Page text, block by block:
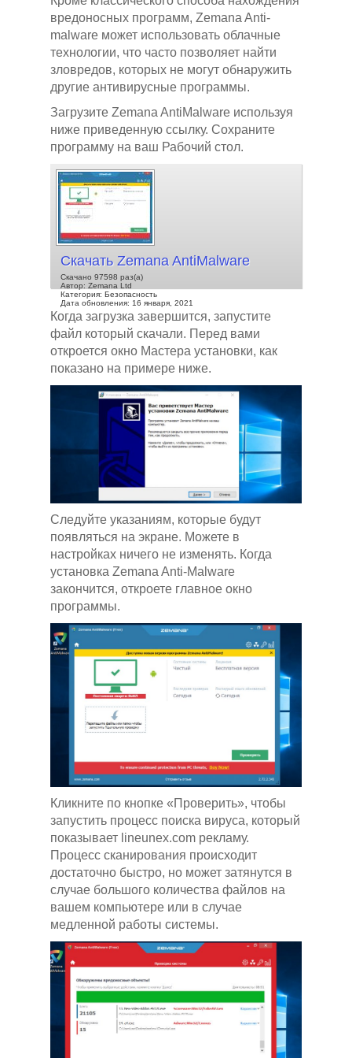
вредоносных программ, Zemana Anti-
malware может использовать облачные
технологии, что часто позволяет найти
зловредов, которых не могут обнаружить
другие антивирусные программы.
Загрузите Zemana AntiMalware используя
ниже приведенную ссылку. Сохраните
программу на ваш Рабочий стол.
Скачать Zemana AntiMalware
Скачано 97598 раз(а)
Автор: Zemana Ltd
Категория: Безопасность
Дата обновления: 16 января, 2021
Когда загрузка завершится, запустите
файл который скачали. Перед вами
откроется окно Мастера установки, как
показано на примере ниже.
Следуйте указаниям, которые будут
появляться на экране. Можете в
настройках ничего не изменять. Когда
установка Zemana Anti-Malware
закончится, откроете главное окно
программы.
Кликните по кнопке «Проверить», чтобы
запустить процесс поиска вируса, который
показывает lineunex.com рекламу.
Процесс сканирования происходит
достаточно быстро, но может затянутся в
случае большого количества файлов на
вашем компьютере или в случае
медленной работы системы.